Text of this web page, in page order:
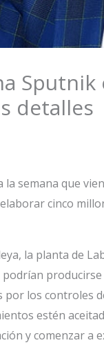
detalles
semana que
cinco
la planta de
los controles
estén
y comenzar